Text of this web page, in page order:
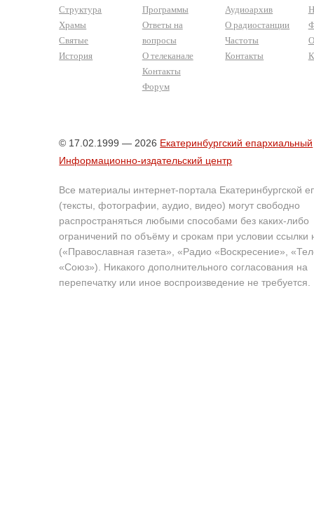
Структура
Храмы
Святые
История
Программы
Ответы на
вопросы
О телеканале
Контакты
Форум
Аудиоархив
О радиостанции
Частоты
Контакты
© 17.02.1999 — 2026 Екатеринбургский епархиальный
Информационно-издательский центр
Все материалы интернет-портала Екатеринбургской
(тексты, фотографии, аудио, видео) могут свободно
распространяться любыми способами без каких-либо
ограничений по объёму и срокам при условии ссылки
(«Православная газета», «Радио «Воскресение»,
«Союз»). Никакого дополнительного согласования на
перепечатку или иное воспроизведение не требуется.